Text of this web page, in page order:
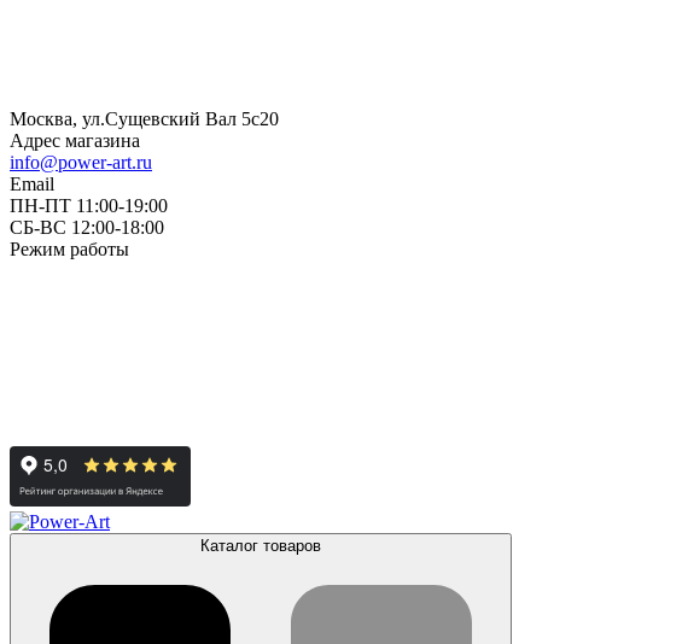
Москва, ул.Сущевский Вал 5с20
Адрес магазина
info@power-art.ru
Email
ПН-ПТ 11:00-19:00
СБ-ВС 12:00-18:00
Режим работы
Каталог товаров